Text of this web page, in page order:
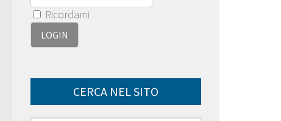
Ricordami
CERCA NEL SITO